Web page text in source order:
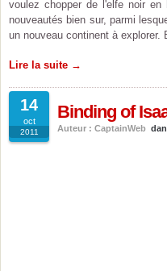
voulez chopper de l'elfe noir
nouveautés bien sur, parmi
un nouveau continent à explorer.
Lire la suite →
14
oct
2011
Binding of
Auteur : CaptainWeb